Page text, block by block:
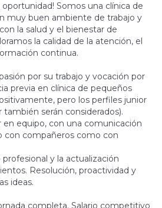
oportunidad! Somos una clínica de
muy buen ambiente de trabajo y
la salud y el bienestar de
la calidad de la atención, el
continua.
por su trabajo y vocación por
previa en clínica de pequeños
pero los perfiles junior
serán considerados).
en equipo, con una comunicación
con compañeros como con
y la actualización
Resolución, proactividad y
ideas.
completa. Salario competitivo